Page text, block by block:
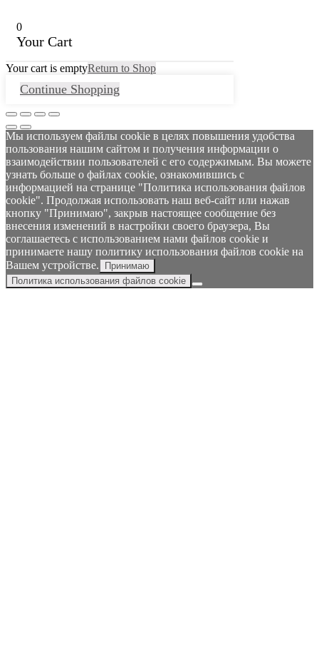
0
Your Cart
Your cart is emptyReturn to Shop
Continue Shopping
Мы используем файлы cookie в целях повышения удобства
пользования нашим сайтом и получения информации о
взаимодействии пользователей с его содержимым. Вы можете
узнать больше о файлах cookie, ознакомившись с
информацией на странице "Политика использования файлов
cookie". Продолжая использовать наш веб-сайт или нажав
кнопку "Принимаю", закрыв настоящее сообщение без
внесения изменений в настройки своего браузера, Вы
соглашаетесь с использованием нами файлов cookie и
принимаете нашу политику использования файлов cookie на
Вашем устройстве.
Принимаю
Политика использования файлов cookie